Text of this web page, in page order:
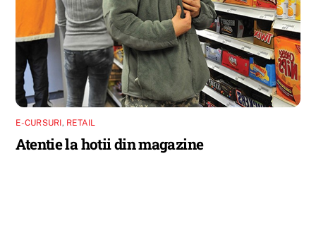
E-CURSURI, RETAIL
Atentie la hotii din magazine